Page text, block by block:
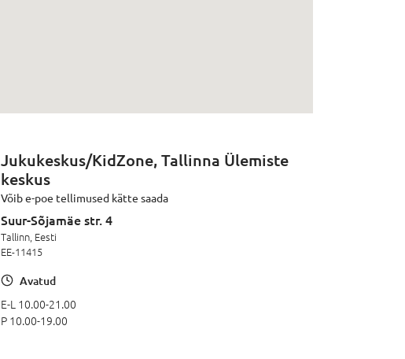
Jukukeskus/KidZone, Tallinna Ülemiste
keskus
Võib e-poe tellimused kätte saada
Suur-Sõjamäe str. 4
Tallinn, Eesti
EE-11415
Avatud
E-L 10.00-21.00
P 10.00-19.00